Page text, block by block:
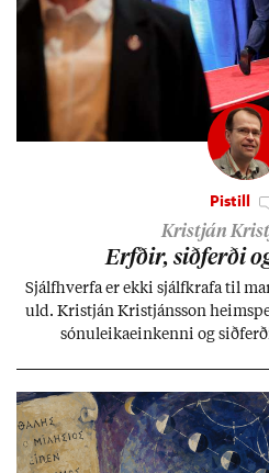
Pistill
Kristján
Erfð­ir, sið­ferði
Sjálf­hverfa er ekki sjálf­krafa til
uld. Kristján Kristjáns­son
sónu­leika­ein­kenni og